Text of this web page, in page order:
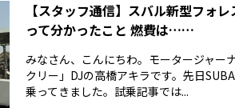
【スタッフ通信】スバル新型フォ
って分かったこと 燃費は……
みなさん、こんにちわ。モータージャー
クリー」DJの高橋アキラです。先日
乗ってきました。試乗記事では...